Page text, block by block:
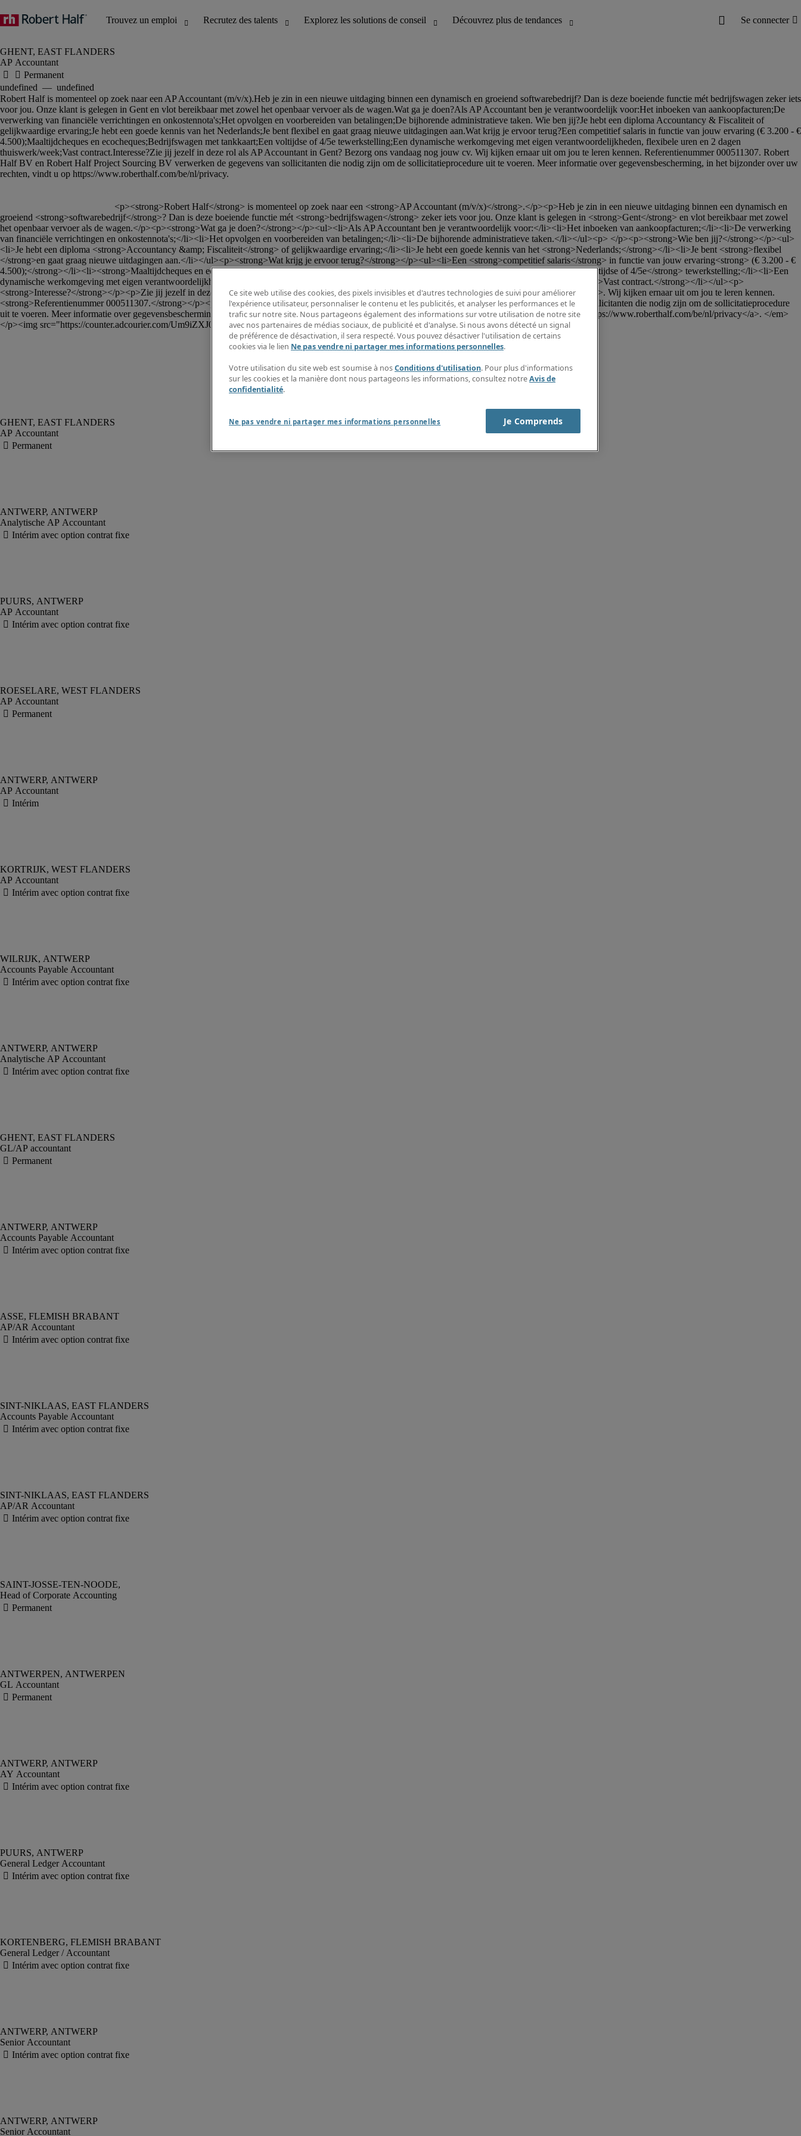
AP Accountant
groeiend <strong>softwarebedrijf</strong>? Dan is deze boeiende functie mét <strong>bedrijfswagen</strong> zeker iets voor jou. Onze klant is gelegen in <strong>Gent</strong> en vlot bereikbaar met zowel
het openbaar vervoer als de wagen.</p><p><strong>Wat ga je doen?</strong></p><ul><li>Als AP Accountant ben je verantwoordelijk voor:</li><li>Het inboeken van aankoopfacturen;</li><li>De verwerking
van financiële verrichtingen en onkostennota's;</li><li>Het opvolgen en voorbereiden van betalingen;</li><li>De bijhorende administratieve taken.</li></ul><p> </p><p><strong>Wie ben jij?</strong></p><ul>
<li>Je hebt een diploma <strong>Accountancy &amp; Fiscaliteit</strong> of gelijkwaardige ervaring;</li><li>Je hebt een goede kennis van het <strong>Nederlands;</strong></li><li>Je bent <strong>flexibel
</strong>en gaat graag nieuwe uitdagingen aan.</li></ul><p><strong>Wat krijg je ervoor terug?</strong></p><ul><li>Een <strong>competitief salaris</strong> in functie van jouw ervaring<strong> (€ 3.200 - €
4.500);</strong></li><li><strong>Maaltijdcheques en ecocheques;</strong></li><li><strong>Bedrijfswagen met tankkaart;</strong></li><li>Een <strong>voltijdse of 4/5e</strong> tewerkstelling;</li><li>Een
dynamische werkomgeving met eigen verantwoordelijkheden, <strong>flexibele uren </strong>en 2 dagen <strong>thuiswerk</strong>/week;</li><li><strong>Vast contract.</strong></li></ul><p>
<strong>Interesse?</strong></p><p>Zie jij jezelf in deze rol als <strong>AP Accountant in Gent</strong>? Bezorg ons vandaag nog jouw <strong>cv</strong>. Wij kijken ernaar uit om jou te leren kennen.
<strong>Referentienummer 000511307.</strong></p><p> </p><p><em>Robert Half BV en Robert Half Project Sourcing BV verwerken de gegevens van sollicitanten die nodig zijn om de sollicitatieprocedure
uit te voeren. Meer informatie over gegevensbescherming, in het bijzonder over uw rechten, vindt u op <a href="https://www.roberthalf.com/be/nl/privacy">https://www.roberthalf.com/be/nl/privacy</a>. </em>
</p><img src="https://counter.adcourier.com/Um9iZXJ0SGFsZi45MDkxOC4xMDg5NUByaGlldXJvcGUuYXBsaXRyYWsuY29t.gif">
AP Accountant
Analytische AP Accountant
AP Accountant
AP Accountant
AP Accountant
AP Accountant
Accounts Payable Accountant
Analytische AP Accountant
GL/AP accountant
Accounts Payable Accountant
AP/AR Accountant
Accounts Payable Accountant
AP/AR Accountant
Head of Corporate Accounting
GL Accountant
AY Accountant
General Ledger Accountant
General Ledger / Accountant
Senior Accountant
Senior Accountant
Ce site web utilise des cookies, des pixels invisibles et d'autres technologies de suivi pour améliorer
l'expérience utilisateur, personnaliser le contenu et les publicités, et analyser les performances et le
trafic sur notre site. Nous partageons également des informations sur votre utilisation de notre site
avec nos partenaires de médias sociaux, de publicité et d'analyse. Si nous avons détecté un signal
de préférence de désactivation, il sera respecté. Vous pouvez désactiver l'utilisation de certains
cookies via le lien Ne pas vendre ni partager mes informations personnelles.
Votre utilisation du site web est soumise à nosConditions d'utilisation. Pour plus d'informations
sur les cookies et la manière dont nous partageons les informations, consultez notreAvis de
confidentialité.
Ne pas vendre ni partager mes informations personnelles Je Comprends